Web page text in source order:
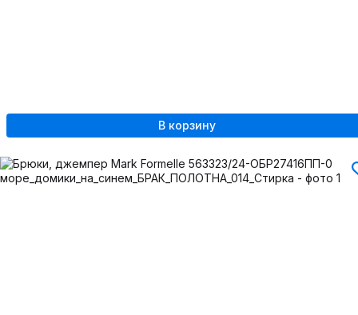
В корзину